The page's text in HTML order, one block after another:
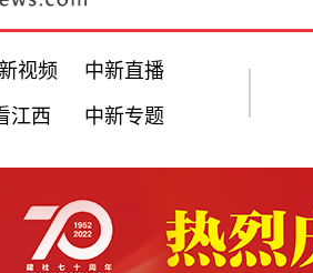
视频 中新直播
江西 中新专题